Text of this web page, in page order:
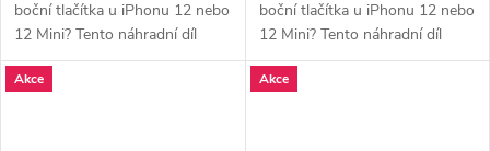
boční tlačítka u iPhonu 12 nebo
12 Mini? Tento náhradní díl
obnoví správnou funkci tlačítek
pro zapnutí, zvýšení a snížení
boční tlačítka u iPhonu 12 nebo
12 Mini? Tento náhradní díl
obnoví správnou funkci tlačítek
pro zapnutí, zvýšení a snížení
Akce Akce